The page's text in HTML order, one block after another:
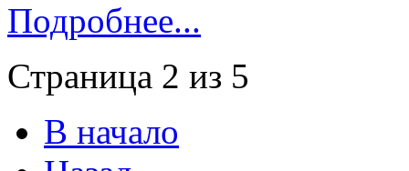
Подробнее...
Страница 2 из 5
В начало